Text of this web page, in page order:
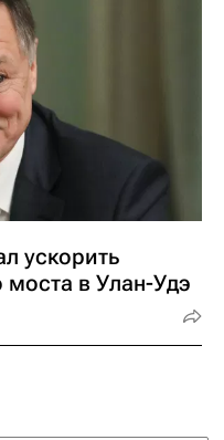
ускорить
моста в Улан-Удэ